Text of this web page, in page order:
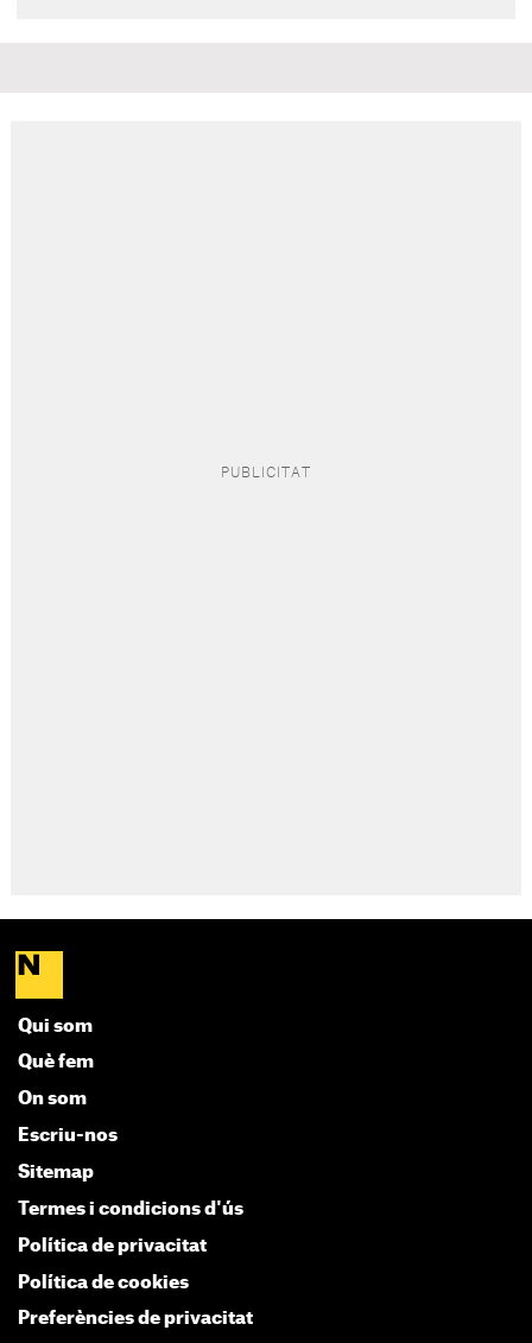
Qui som
Què fem
On som
Escriu-nos
Sitemap
Termes i condicions d'ús
Política de privacitat
Política de cookies
Preferències de privacitat